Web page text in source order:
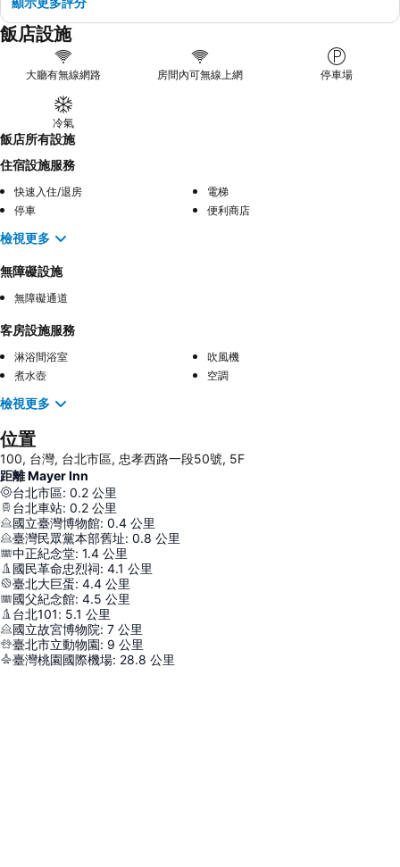
飯店設施
大廳有無線網路 房間內可無線上網 停車場
冷氣
飯店所有設施
住宿設施服務
快速入住/退房
電梯
停車
便利商店
檢視更多
無障礙設施
無障礙通道
客房設施服務
淋浴間浴室
吹風機
煮水壺
空調
檢視更多
位置
100, 台灣, 台北市區, 忠孝西路一段50號, 5F
距離 Mayer Inn
台北市區: 0.2 公里
台北車站: 0.2 公里
國立臺灣博物館: 0.4 公里
臺灣民眾黨本部舊址: 0.8 公里
中正紀念堂: 1.4 公里
國民革命忠烈祠: 4.1 公里
臺北大巨蛋: 4.4 公里
國父紀念館: 4.5 公里
台北101: 5.1 公里
國立故宮博物院: 7 公里
臺北市立動物園: 9 公里
臺灣桃園國際機場: 28.8 公里